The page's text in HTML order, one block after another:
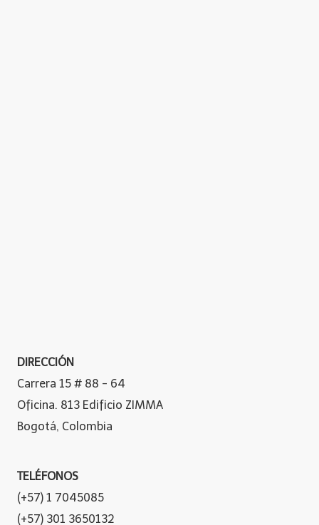
DIRECCIÓN
Carrera 15 # 88 - 64
Oficina. 813 Edificio ZIMMA
Bogotá, Colombia
TELÉFONOS
(+57) 1 7045085
(+57) 301 3650132